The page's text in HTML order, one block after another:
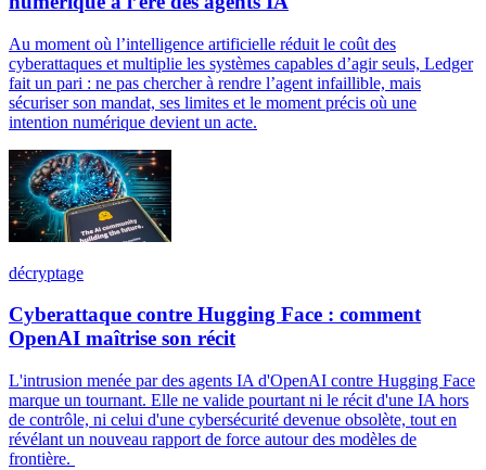
Au moment où l’intelligence artificielle réduit le coût des
cyberattaques et multiplie les systèmes capables d’agir seuls, Ledger
fait un pari : ne pas chercher à rendre l’agent infaillible, mais
sécuriser son mandat, ses limites et le moment précis où une
intention numérique devient un acte.
décryptage
Cyberattaque contre Hugging Face : comment
OpenAI maîtrise son récit
L'intrusion menée par des agents IA d'OpenAI contre Hugging Face
marque un tournant. Elle ne valide pourtant ni le récit d'une IA hors
de contrôle, ni celui d'une cybersécurité devenue obsolète, tout en
révélant un nouveau rapport de force autour des modèles de
frontière.